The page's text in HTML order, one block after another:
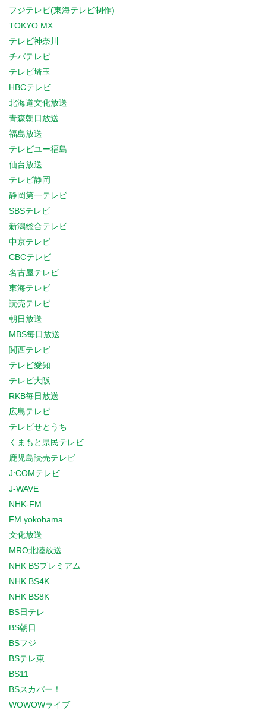
フジテレビ(東海テレビ制作)
TOKYO MX
テレビ神奈川
チバテレビ
テレビ埼玉
HBCテレビ
北海道文化放送
青森朝日放送
福島放送
テレビユー福島
仙台放送
テレビ静岡
静岡第一テレビ
SBSテレビ
新潟総合テレビ
中京テレビ
CBCテレビ
名古屋テレビ
東海テレビ
読売テレビ
朝日放送
MBS毎日放送
関西テレビ
テレビ愛知
テレビ大阪
RKB毎日放送
広島テレビ
テレビせとうち
くまもと県民テレビ
鹿児島読売テレビ
J:COMテレビ
J-WAVE
NHK-FM
FM yokohama
文化放送
MRO北陸放送
NHK BSプレミアム
NHK BS4K
NHK BS8K
BS日テレ
BS朝日
BSフジ
BSテレ東
BS11
BSスカパー！
WOWOWライブ